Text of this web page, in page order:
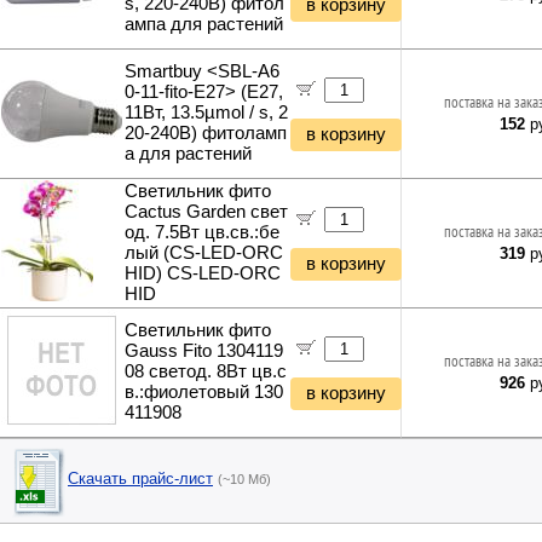
ампа для растений
в корзину
Smartbuy <SBL-A6
0-11-fito-E27> (E27,
11Вт, 13.5µmol / s, 2
20-240В) фитоламп
а для растений
в корзину
поставка на
152
Светильник фито
Cactus Garden свет
од. 7.5Вт цв.св.:бе
лый (CS-LED-ORC
HID) CS-LED-ORC
HID
в корзину
поставка на
319
Светильник фито
Gauss Fito 1304119
08 светод. 8Вт цв.с
в.:фиолетовый 130
411908
в корзину
поставка на
926
Скачать прайс-лист (~10 Мб)